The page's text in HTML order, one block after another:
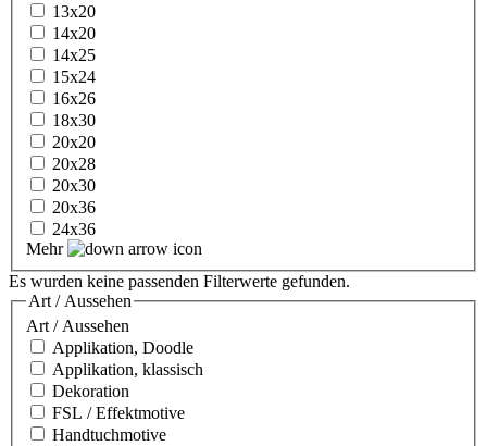
13x20
14x20
14x25
15x24
16x26
18x30
20x20
20x28
20x30
20x36
24x36
Mehr
Es wurden keine passenden Filterwerte gefunden.
Art / Aussehen
Art / Aussehen
Applikation, Doodle
Applikation, klassisch
Dekoration
FSL / Effektmotive
Handtuchmotive